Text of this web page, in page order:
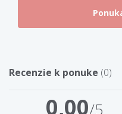
Recenzie k ponuke (0)
0,00/5